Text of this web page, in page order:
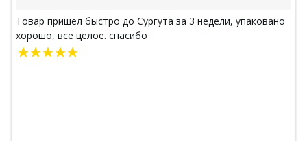
Товар пришёл быстро до Сургута за 3 недели, упаковано
хорошо, все целое. спасибо